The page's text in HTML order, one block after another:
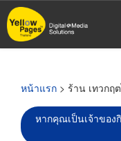
ข้าม
ไป
หน้าแรก > ร้าน เทวก
หากคุณเป็นเจ้าของ